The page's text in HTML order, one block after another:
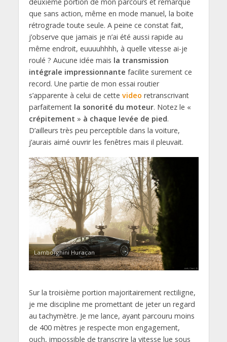
que sans action, même en mode manuel, la boite
rétrograde toute seule. A peine ce constat fait,
j’observe que jamais je n’ai été aussi rapide au
même endroit, euuuuhhhh, à quelle vitesse ai-je
roulé ? Aucune idée mais la transmission
intégrale impressionnante facilite surement ce
record. Une partie de mon essai routier
s’apparente à celui de cette video retranscrivant
parfaitement la sonorité du moteur. Notez le «
crépitement » à chaque levée de pied.
D’ailleurs très peu perceptible dans la voiture,
j’aurais aimé ouvrir les fenêtres mais il pleuvait.
Lamborghini Huracan
Sur la troisième portion majoritairement rectiligne,
je me discipline me promettant de jeter un regard
au tachymètre. Je me lance, ayant parcouru moins
de 400 mètres je respecte mon engagement,
ouch, impossible de transcrire la vitesse lue sous